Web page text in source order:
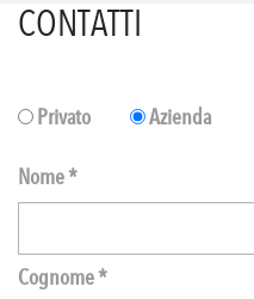
CONTATTI
Privato Azienda
Nome *
Cognome *